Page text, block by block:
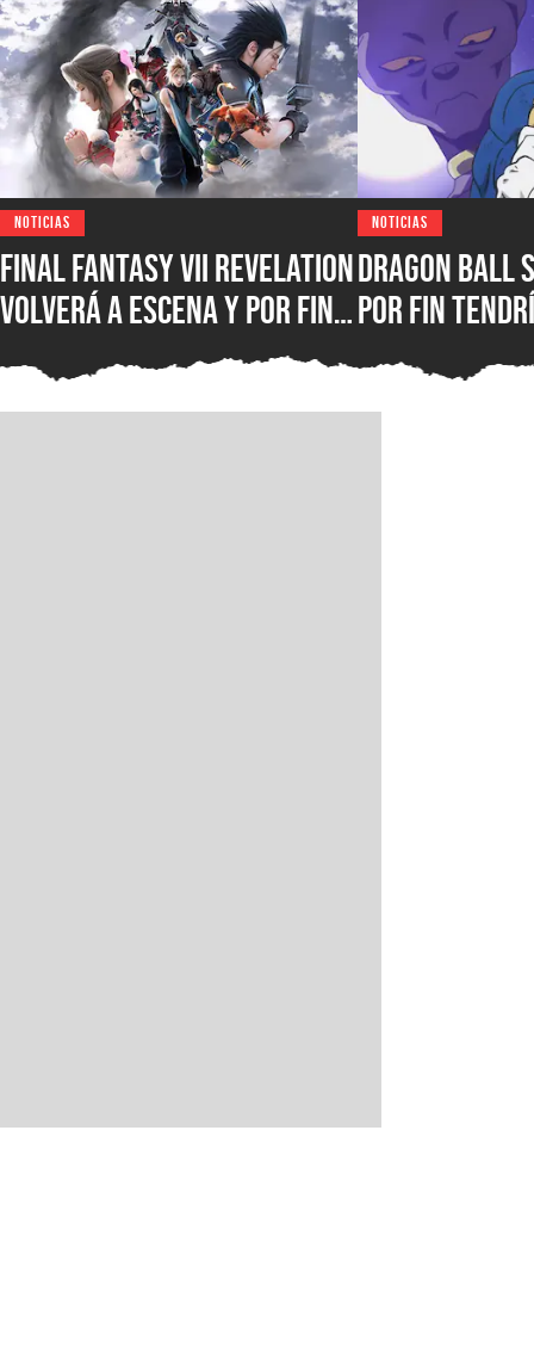
NOTICIAS
FINAL FANTASY VII Revelation
volverá a escena y por fin
mostrará todo lo que
ofrecerá en gamescom
NOTICIAS
Dragon Ball
por fin
estreno, y
más